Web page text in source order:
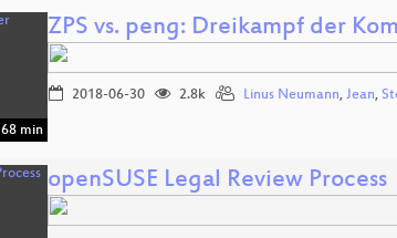
68 min
ZPS vs. peng: Dreikampf der
2018-06-30 2.8k Linus Neumann, Jean,
openSUSE Legal Review Process